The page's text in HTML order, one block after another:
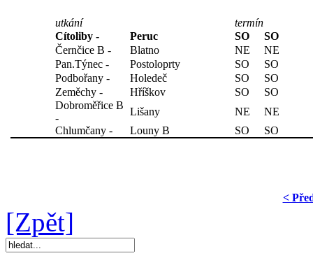
utkání
termín
Cítoliby -
Peruc SO
SO
Černčice B -
Blatno NE
NE
Pan.Týnec -
Postoloprty SO
SO
Podbořany -
Holedeč SO
SO
Zeměchy -
Hříškov SO
SO
Dobroměřice B
-
Lišany NE
NE
Chlumčany -
Louny B SO SO
<
[Zpět]